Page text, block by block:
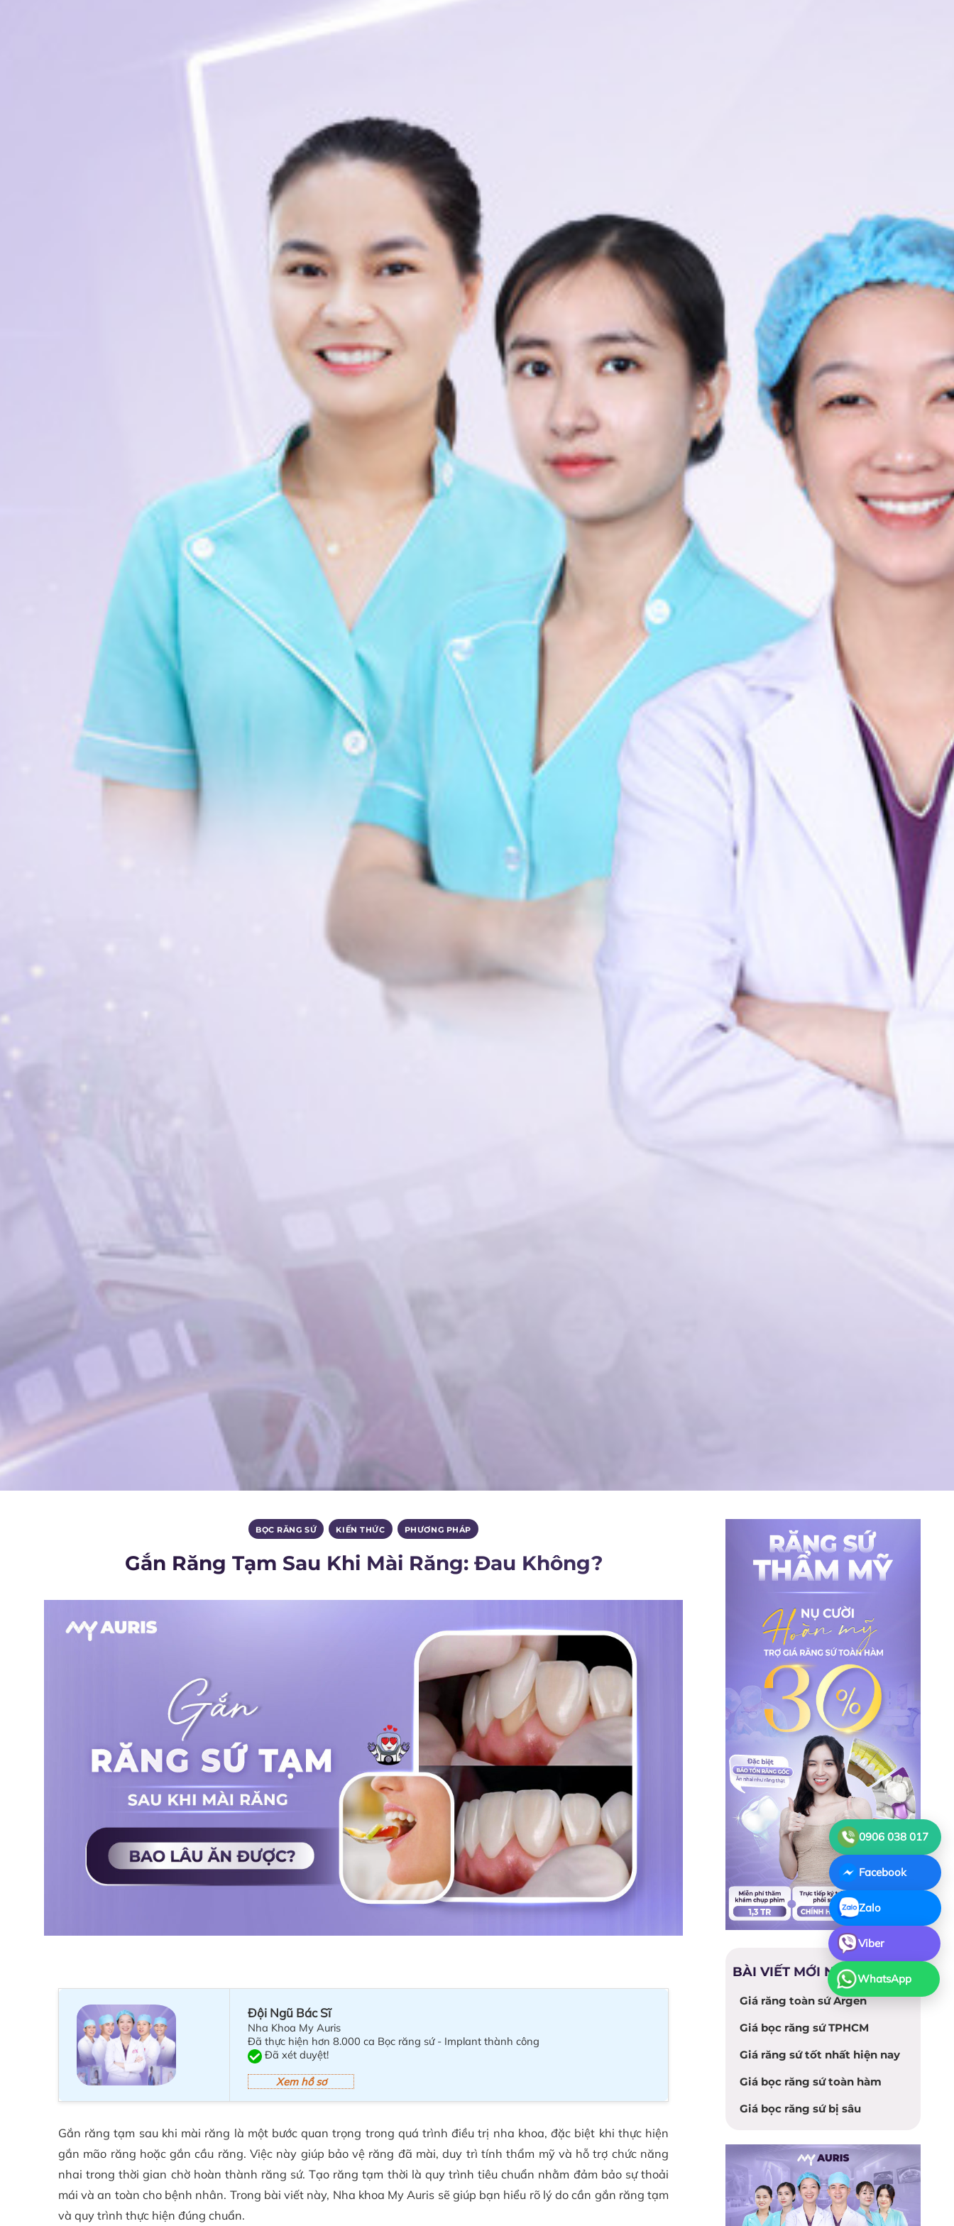
BỌC RĂNG SỨ , KIẾN THỨC , PHƯƠNG PHÁP
Gắn Răng Tạm Sau Khi Mài Răng: Đau Không?
Đội Ngũ Bác Sĩ
Nha Khoa My Auris
Đã thực hiện hơn 8.000 ca Bọc răng sứ - Implant thành công
Đã xét duyệt!
Xem hồ sơ
Gắn răng tạm sau khi mài răng là một bước quan trọng trong quá trình điều trị nha khoa, đặc biệt khi thực hiện
gắn mão răng hoặc gắn cầu răng. Việc này giúp bảo vệ răng đã mài, duy trì tính thẩm mỹ và hỗ trợ chức năng
nhai trong thời gian chờ hoàn thành răng sứ. Tạo răng tạm thời là quy trình tiêu chuẩn nhằm đảm bảo sự thoải
mái và an toàn cho bệnh nhân. Trong bài viết này, Nha khoa My Auris sẽ giúp bạn hiểu rõ lý do cần gắn răng tạm
và quy trình thực hiện đúng chuẩn.
BÀI VIẾT MỚI NHẤT
Giá răng toàn sứ Argen
Giá bọc răng sứ TPHCM
Giá răng sứ tốt nhất hiện nay
Giá bọc răng sứ toàn hàm
Giá bọc răng sứ bị sâu
0906 038 017
Facebook
Zalo
Viber
WhatsApp